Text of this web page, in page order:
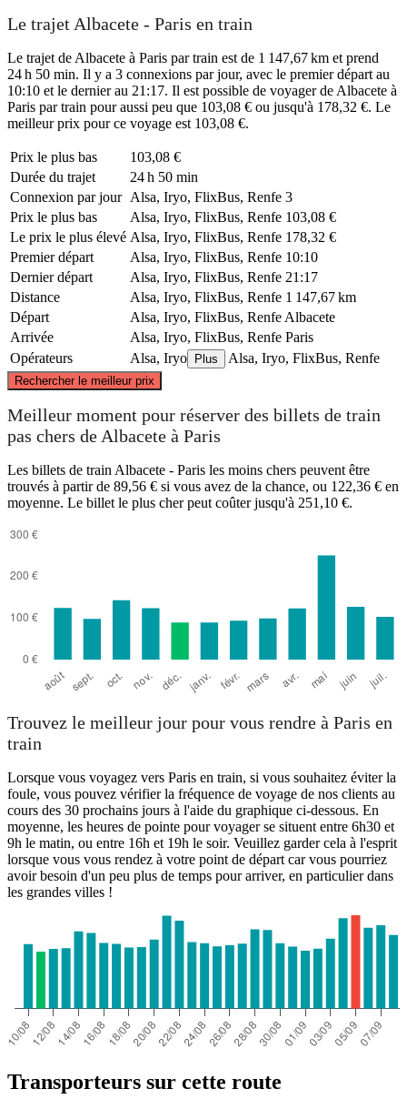
Le trajet Albacete - Paris en train
Le trajet de Albacete à Paris par train est de 1 147,67 km et prend
24 h 50 min. Il y a 3 connexions par jour, avec le premier départ au
10:10 et le dernier au 21:17. Il est possible de voyager de Albacete à
Paris par train pour aussi peu que 103,08 € ou jusqu'à 178,32 €. Le
meilleur prix pour ce voyage est 103,08 €.
Prix ​​le plus bas
103,08 €
Durée du trajet
24 h 50 min
Connexion par jour Alsa, Iryo, FlixBus, Renfe 3
Prix ​​le plus bas
Alsa, Iryo, FlixBus, Renfe 103,08 €
Le prix le plus élevé Alsa, Iryo, FlixBus, Renfe 178,32 €
Premier départ
Alsa, Iryo, FlixBus, Renfe 10:10
Dernier départ
Alsa, Iryo, FlixBus, Renfe 21:17
Distance
Alsa, Iryo, FlixBus, Renfe 1 147,67 km
Départ
Alsa, Iryo, FlixBus, Renfe Albacete
Arrivée
Alsa, Iryo, FlixBus, Renfe Paris
Opérateurs
Alsa, Iryo Plus Alsa, Iryo, FlixBus, Renfe
Rechercher le meilleur prix
©CARTO, ©OpenStreetMapcontributors
Meilleur moment pour réserver des billets de train
pas chers de Albacete à Paris
Les billets de train Albacete - Paris les moins chers peuvent être
trouvés à partir de 89,56 € si vous avez de la chance, ou 122,36 € en
moyenne. Le billet le plus cher peut coûter jusqu'à 251,10 €.
Trouvez le meilleur jour pour vous rendre à Paris en
train
Lorsque vous voyagez vers Paris en train, si vous souhaitez éviter la
foule, vous pouvez vérifier la fréquence de voyage de nos clients au
cours des 30 prochains jours à l'aide du graphique ci-dessous. En
moyenne, les heures de pointe pour voyager se situent entre 6h30 et
9h le matin, ou entre 16h et 19h le soir. Veuillez garder cela à l'esprit
lorsque vous vous rendez à votre point de départ car vous pourriez
avoir besoin d'un peu plus de temps pour arriver, en particulier dans
les grandes villes !
Transporteurs sur cette route